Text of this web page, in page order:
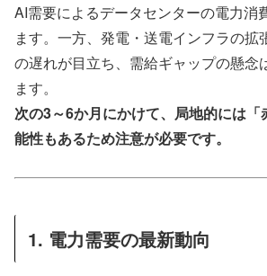
AI需要によるデータセンターの電力消
ます。一方、発電・送電インフラの拡
の遅れが目立ち、需給ギャップの懸念
ます。
次の3～6か月にかけて、局地的には
能性もあるため注意が必要です。
1. 電力需要の最新動向